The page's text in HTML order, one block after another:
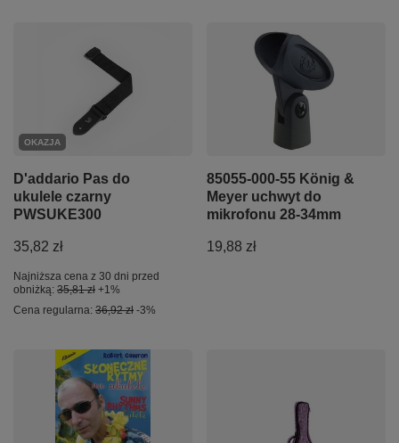
OKAZJA
D'addario Pas do
ukulele czarny
PWSUKE300
35,82 zł
Najniższa cena z 30 dni przed
obniżką: 35,81 zł +1%
Cena regularna: 36,92 zł -3%
85055-000-55 König &
Meyer uchwyt do
mikrofonu 28-34mm
19,88 zł